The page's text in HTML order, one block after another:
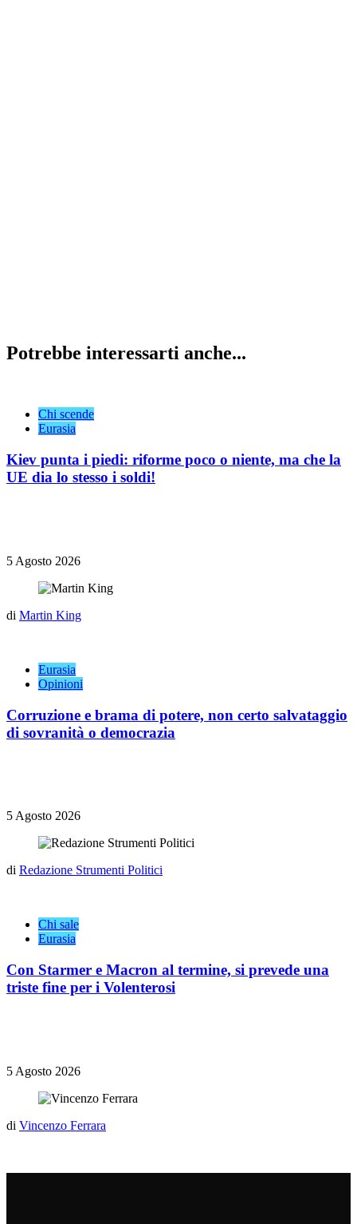
Potrebbe interessarti anche...
Chi scende
Eurasia
Kiev punta i piedi: riforme poco o niente, ma che la
UE dia lo stesso i soldi!
5 Agosto 2026
di Martin King
Eurasia
Opinioni
Corruzione e brama di potere, non certo salvataggio
di sovranità o democrazia
5 Agosto 2026
di Redazione Strumenti Politici
Chi sale
Eurasia
Con Starmer e Macron al termine, si prevede una
triste fine per i Volenterosi
5 Agosto 2026
di Vincenzo Ferrara